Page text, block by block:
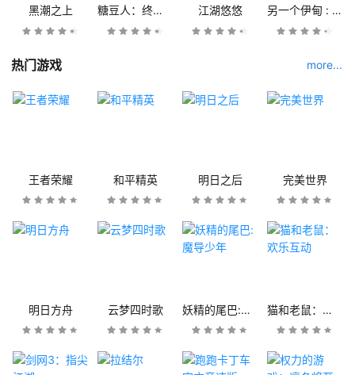
黑潮之上 糖豆人：终极淘汰赛 江湖悠悠 另一个伊甸 : 超越时空的猫
热门游戏 more...
王者荣耀 和平精英 明日之后 完美世界
明日方舟 云梦四时歌 妖精的尾巴:魔导少年 猫和老鼠：欢乐互动